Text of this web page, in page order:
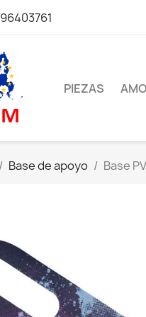
PIEZAS
Base de apoyo Base